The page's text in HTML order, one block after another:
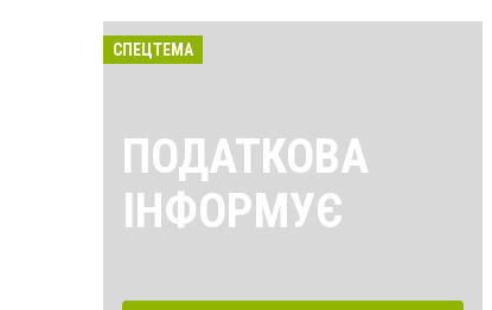
СПЕЦТЕМА
ПОДАТКОВА
ІНФОРМУЄ